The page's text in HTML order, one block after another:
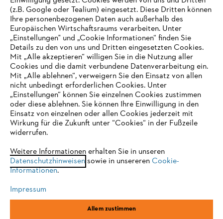
Unternehmen
Online Shop
Service
Allgemeine Geschäftsbedingungen
Impressum Cookies Rechtliche Informationen
IHR BROWSER WIRD NICHT
UNTERSTÜTZT
eine optimale Nutzung unserer Seite empfehlen wir Ihnen, zu
einem der folgenden Browser zu wechseln:
Firefox Chrome
(z.B. Google oder Tealium) eingesetzt. Diese Dritten können
Ihre personenbezogenen Daten auch außerhalb des
Europäischen Wirtschaftsraums verarbeiten. Unter
„Einstellungen" und „Cookie Informationen“ finden Sie
Details zu den von uns und Dritten eingesetzten Cookies.
Mit „Alle akzeptieren“ willigen Sie in die Nutzung aller
Cookies und die damit verbundene Datenverarbeitung ein.
Mit „Alle ablehnen“, verweigern Sie den Einsatz von allen
nicht unbedingt erforderlichen Cookies. Unter
„Einstellungen“ können Sie einzelnen Cookies zustimmen
oder diese ablehnen. Sie können Ihre Einwilligung in den
Einsatz von einzelnen oder allen Cookies jederzeit mit
Wirkung für die Zukunft unter “Cookies“ in der Fußzeile
widerrufen.
Weitere Informationen erhalten Sie in unseren
Datenschutzhinweisensowie in unsereren Cookie-
Informationen.
Impressum
Allem zustimmen